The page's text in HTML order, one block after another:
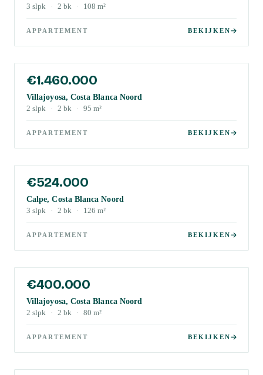
3 slpk · 2 bk · 108 m²
APPARTEMENT BEKIJKEN
€1.460.000
Villajoyosa, Costa Blanca Noord
2 slpk · 2 bk · 95 m²
APPARTEMENT BEKIJKEN
€524.000
Calpe, Costa Blanca Noord
3 slpk · 2 bk · 126 m²
APPARTEMENT BEKIJKEN
€400.000
Villajoyosa, Costa Blanca Noord
2 slpk · 2 bk · 80 m²
APPARTEMENT BEKIJKEN